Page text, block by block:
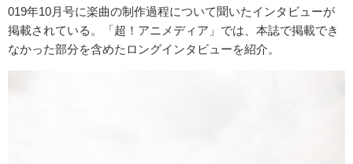
019年10月号に楽曲の制作過程について聞いたインタビューが
掲載されている。「超！アニメディア」では、本誌で掲載でき
なかった部分を含めたロングインタビューを紹介。